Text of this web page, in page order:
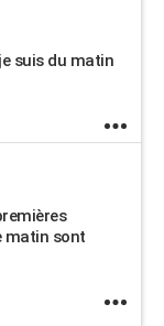
suis du matin
matin sont